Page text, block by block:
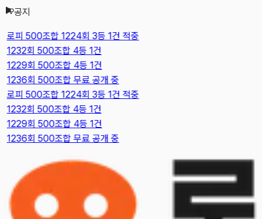
공지
로피 500조합 1224회 3등 1건 적중
1232회 500조합 4등 1건
1229회 500조합 4등 1건
1236회 500조합 무료 공개 중
로피 500조합 1224회 3등 1건 적중
1232회 500조합 4등 1건
1229회 500조합 4등 1건
1236회 500조합 무료 공개 중